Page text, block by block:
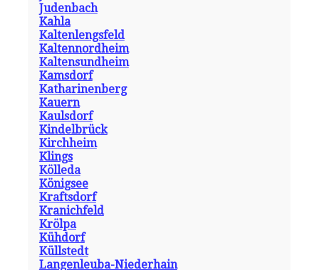
Judenbach
Kahla
Kaltenlengsfeld
Kaltennordheim
Kaltensundheim
Kamsdorf
Katharinenberg
Kauern
Kaulsdorf
Kindelbrück
Kirchheim
Klings
Kölleda
Königsee
Kraftsdorf
Kranichfeld
Krölpa
Kühdorf
Küllstedt
Langenleuba-Niederhain